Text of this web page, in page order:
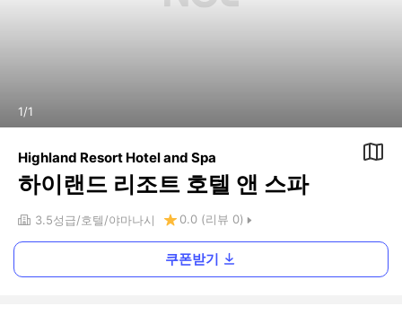
1/1
Highland Resort Hotel and Spa
하이랜드 리조트 호텔 앤 스파
3.5성급 호텔 야마나시 0.0 (리뷰 0)
쿠폰받기